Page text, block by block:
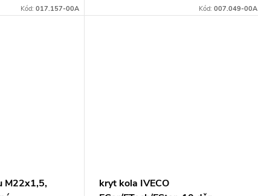
000 401 10 72
Kód:017.157-00A Kód: 007.049-00A
M22x1,5,
kryt kola IVECO